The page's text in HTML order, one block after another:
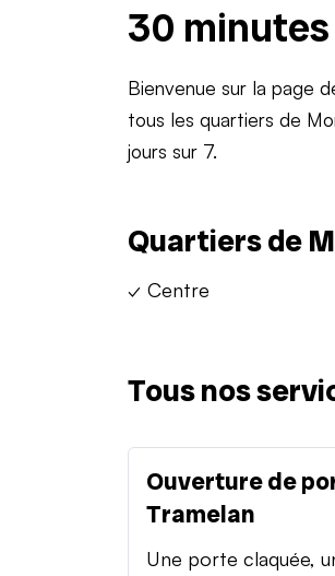
30 minutes
Bienvenue sur la page
tous les quartiers de
jours sur 7.
Quartiers de
✓ Centre
Tous nos
Ouverture de
Tramelan
Une porte claquée,